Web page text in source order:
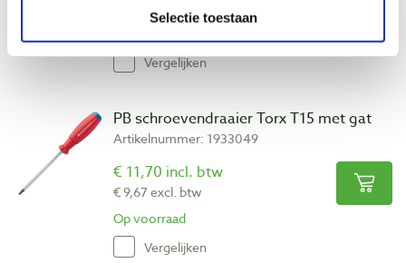
Selectie toestaan
Vergelijken
PB schroevendraaier Torx T15 met gat
Artikelnummer: 1933049
€ 11,70 incl. btw
€ 9,67 excl. btw
Op voorraad
Vergelijken